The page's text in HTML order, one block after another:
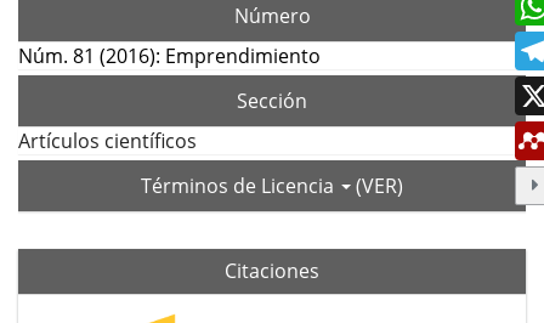
Número
Núm. 81 (2016): Emprendimiento
Sección
Artículos científicos
Términos de Licencia
(VER)
Citaciones